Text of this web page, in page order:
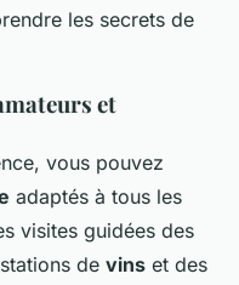
les secrets de
et
vous pouvez
adaptés à tous les
visites guidées des
de vins et des